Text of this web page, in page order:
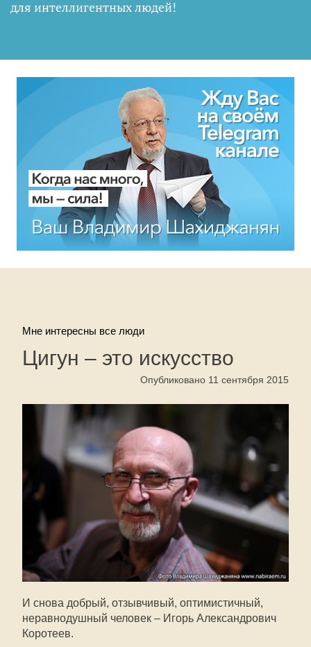
для интеллигентных людей!
Мне интересны все люди
Цигун – это искусство
Опубликовано 11 сентября 2015
И снова добрый, отзывчивый, оптимистичный,
неравнодушный человек – Игорь Александрович
Коротеев.